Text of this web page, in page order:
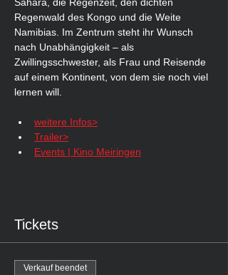
Regenwald des Kongo und die Weite
Namibias. Im Zentrum steht ihr Wunsch
nach Unabhängigkeit – als
Zwillingsschwester, als Frau und Reisende
auf einem Kontinent, von dem sie noch viel
lernen will.
weitere Infos>
Trailer>
Events | Kino Meiringen
Tickets
Verkauf beendet